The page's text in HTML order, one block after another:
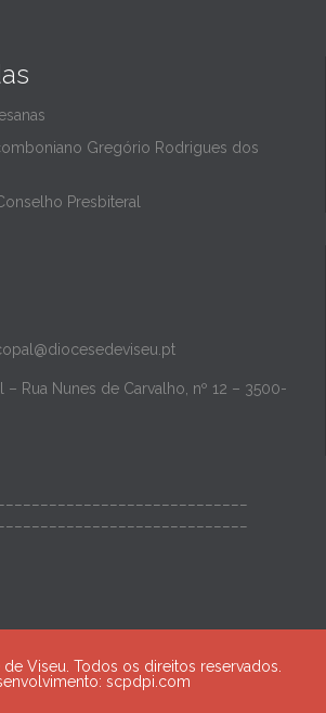
Gregório Rodrigues dos
Presbiteral
– Rua Nunes de Carvalho, nº 12 – 3500-
Viseu. Todos os direitos reservados.
scpdpi.com